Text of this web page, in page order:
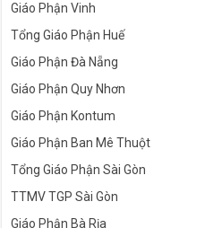
Giáo Phận Vinh
Tổng Giáo Phận Huế
Giáo Phận Đà Nẵng
Giáo Phận Quy Nhơn
Giáo Phận Kontum
Giáo Phận Ban Mê Thuột
Tổng Giáo Phận Sài Gòn
TTMV TGP Sài Gòn
Giáo Phận Bà Rịa